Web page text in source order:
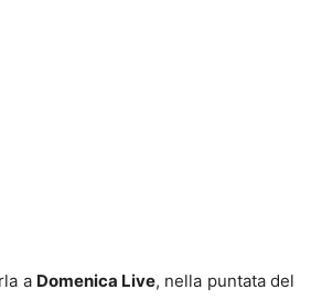
a Domenica Live, nella puntata del